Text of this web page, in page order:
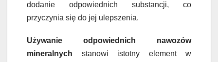
dodanie odpowiednich substancji, co
przyczynia się do jej ulepszenia.
Używanie odpowiednich nawozów
mineralnych stanowi istotny element w